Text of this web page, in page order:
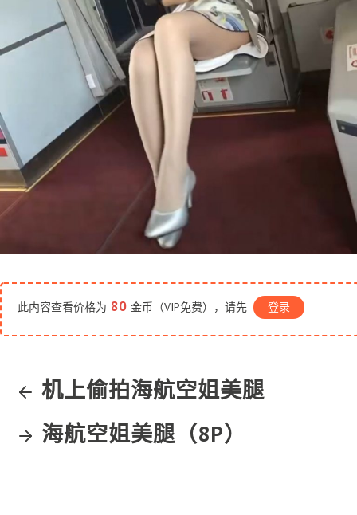
此内容查看价格为 80 金币（VIP免费），请先 登录
机上偷拍海航空姐美腿
海航空姐美腿（8P）